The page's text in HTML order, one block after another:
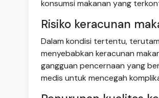
konsumsi makanan yang
Risiko keracunan
Dalam kondisi tertentu,
menyebabkan keracunan
gangguan pencernaan yang
medis untuk mencegah